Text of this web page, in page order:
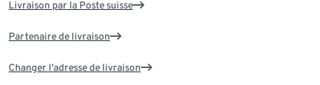
Livraison par la Poste suisse
Partenaire de livraison
Changer l'adresse de livraison